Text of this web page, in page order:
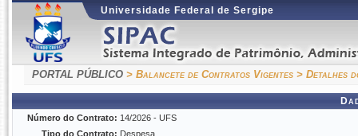
Universidade Federal de Sergipe
PORTAL PÚBLICO > Balancete de Contratos Vigentes > Detalhes
Número do Contrato: 14/2026 - UFS
Tipo do Contrato: Despesa